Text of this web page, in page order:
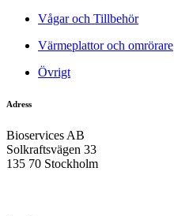
Vågar och Tillbehör
Värmeplattor och omrörare
Övrigt
Adress
Bioservices AB
Solkraftsvägen 33
135 70 Stockholm